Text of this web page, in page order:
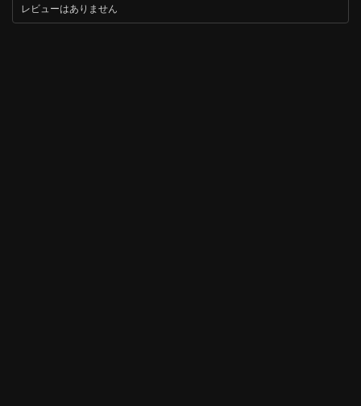
レビューはありません